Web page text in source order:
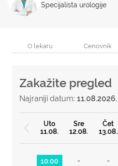
Specijalista urologije
O lekaru Cenovnik
Zakažite pregled
Najraniji datum: 11.08.2026.
Uto
11.08.
Sre
12.08.
Čet
13.08.
10:00 - -